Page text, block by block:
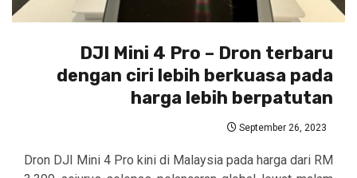
DJI Mini 4 Pro – Dron terbaru
dengan ciri lebih berkuasa pada
harga lebih berpatutan
September 26, 2023
Dron DJI Mini 4 Pro kini di Malaysia pada harga dari RM